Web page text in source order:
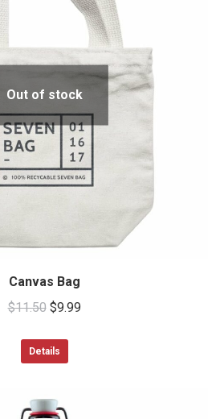
Out of stock
Canvas Bag
$11.50 $9.99
Details